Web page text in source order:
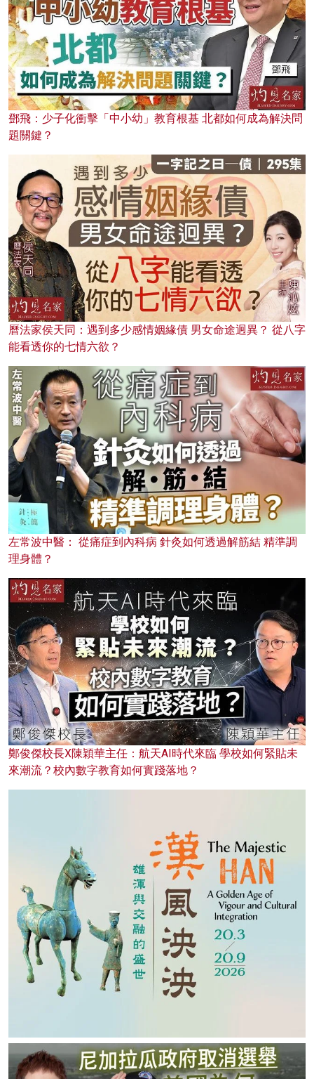
鄧飛：少子化衝擊「中小幼」教育根基 北都如何成為解決問
題關鍵？
曆法家侯天同：遇到多少感情姻緣債 男女命途迥異？ 從八字
能看透你的七情六欲？
左常波中醫： 從痛症到內科病 針灸如何透過解筋結 精準調
理身體？
鄭俊傑校長X陳穎華主任：航天AI時代來臨 學校如何緊貼未
來潮流？校內數字教育如何實踐落地？